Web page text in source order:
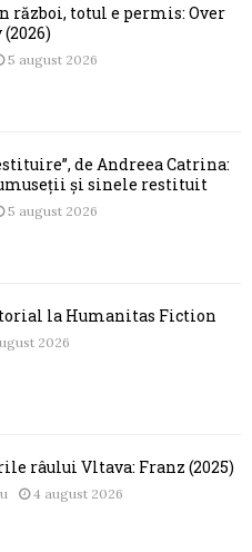
război, totul e permis: Over
5 august 2026
de Andreea Catrina:
și sinele restituit
5 august 2026
la Humanitas Fiction
2026
râului Vltava: Franz (2025)
4 august 2026